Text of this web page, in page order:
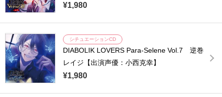
尾だいすけ】
¥1,980
シチュエーションCD
DIABOLIK LOVERS Para-Selene Vol.7 逆巻
レイジ【出演声優：小西克幸】
¥1,980